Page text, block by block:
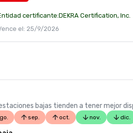
certificante:DEKRA Certification, Inc.
el: 25/9/2026
bajas tienden a tener mejor
sep. oct. nov. dic.